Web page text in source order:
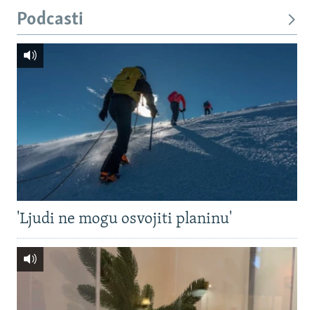
Podcasti
'Ljudi ne mogu osvojiti planinu'